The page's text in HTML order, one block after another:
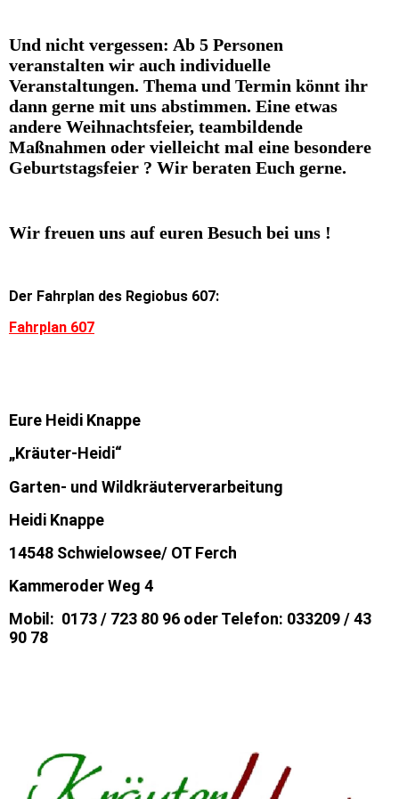
Und nicht vergessen: Ab 5 Personen
veranstalten wir auch individuelle
Veranstaltungen. Thema und Termin könnt ihr
dann gerne mit uns abstimmen. Eine etwas
andere Weihnachtsfeier, teambildende
Maßnahmen oder vielleicht mal eine besondere
Geburtstagsfeier ? Wir beraten Euch gerne.
Wir freuen uns auf euren Besuch bei uns !
Der Fahrplan des Regiobus 607:
Fahrplan 607
Eure Heidi Knappe
„Kräuter-Heidi“
Garten- und Wildkräuterverarbeitung
Heidi Knappe
14548 Schwielowsee/ OT Ferch
Kammeroder Weg 4
Mobil: 0173 / 723 80 96 oder Telefon: 033209 / 43
90 78